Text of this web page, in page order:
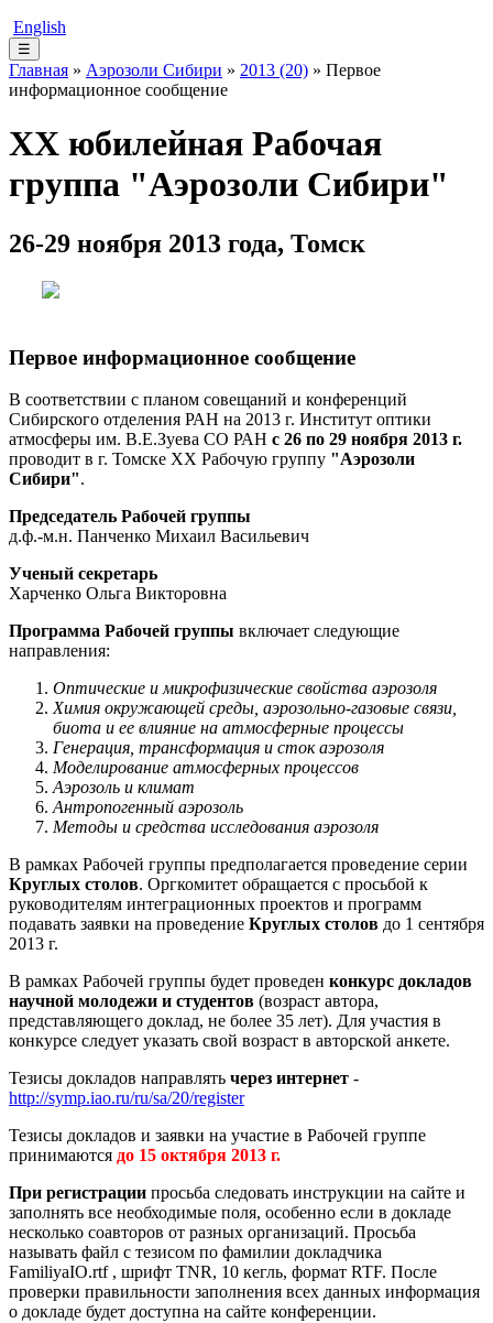
English
☰
Главная » Аэрозоли Сибири » 2013 (20) » Первое
информационное сообщение
XX юбилейная Рабочая
группа "Аэрозоли Сибири"
26-29 ноября 2013 года, Томск
Первое информационное сообщение
В соответствии с планом совещаний и конференций
Сибирского отделения РАН на 2013 г. Институт оптики
атмосферы им. В.Е.Зуева СО РАН с 26 по 29 ноября 2013 г.
проводит в г. Томске XX Рабочую группу "Аэрозоли
Сибири".
Председатель Рабочей группы
д.ф.-м.н. Панченко Михаил Васильевич
Ученый секретарь
Харченко Ольга Викторовна
Программа Рабочей группы включает следующие
направления:
Оптические и микрофизические свойства аэрозоля
Химия окружающей среды, аэрозольно-газовые связи,
биота и ее влияние на атмосферные процессы
Генерация, трансформация и сток аэрозоля
Моделирование атмосферных процессов
Аэрозоль и климат
Антропогенный аэрозоль
Методы и средства исследования аэрозоля
В рамках Рабочей группы предполагается проведение серии
Круглых столов. Оргкомитет обращается с просьбой к
руководителям интеграционных проектов и программ
подавать заявки на проведение Круглых столов до 1 сентября
2013 г.
В рамках Рабочей группы будет проведен конкурс докладов
научной молодежи и студентов (возраст автора,
представляющего доклад, не более 35 лет). Для участия в
конкурсе следует указать свой возраст в авторской анкете.
Тезисы докладов направлять через интернет -
http://symp.iao.ru/ru/sa/20/register
Тезисы докладов и заявки на участие в Рабочей группе
принимаются до 15 октября 2013 г.
При регистрации просьба следовать инструкции на сайте и
заполнять все необходимые поля, особенно если в докладе
несколько соавторов от разных организаций. Просьба
называть файл с тезисом по фамилии докладчика
FamiliyaIO.rtf , шрифт TNR, 10 кегль, формат RTF. После
проверки правильности заполнения всех данных информация
о докладе будет доступна на сайте конференции.